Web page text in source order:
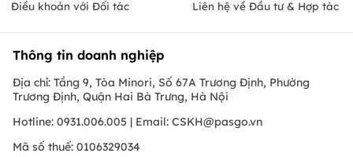
Điều khoản với Đối tác
Liên hệ về Đầu tư & Hợp tác
Thông tin doanh nghiệp
Địa chỉ: Tầng 9, Tòa Minori, Số 67A Trương Định, Phường
Trương Định, Quận Hai Bà Trưng, Hà Nội
Hotline: 0931.006.005 | Email: CSKH@pasgo.vn
Mã số thuế: 0106329034